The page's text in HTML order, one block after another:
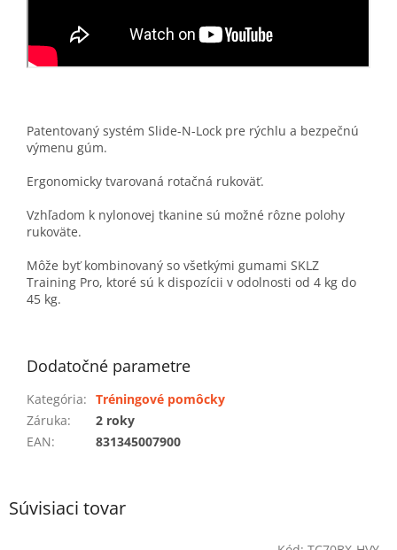
Súvisiaci tovar
Patentovaný systém Slide-N-Lock pre rýchlu a bezpečnú
výmenu gúm.
Ergonomicky tvarovaná rotačná rukoväť.
Vzhľadom k nylonovej tkanine sú možné rôzne polohy
rukoväte.
Môže byť kombinovaný so všetkými gumami SKLZ
Training Pro, ktoré sú k dispozícii v odolnosti od 4 kg do
45 kg.
Dodatočné parametre
Kategória: Tréningové pomôcky
Záruka:
2 roky
EAN: 831345007900